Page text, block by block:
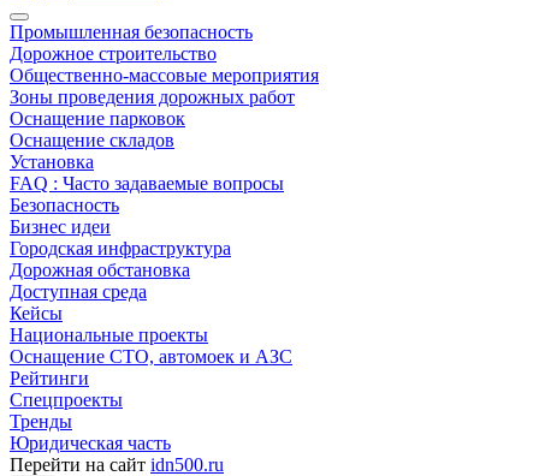
Промышленная безопасность
Дорожное строительство
Общественно‑массовые мероприятия
Зоны проведения дорожных работ
Оснащение парковок
Оснащение складов
Установка
FAQ : Часто задаваемые вопросы
Безопасность
Бизнес идеи
Городская инфраструктура
Дорожная обстановка
Доступная среда
Кейсы
Национальные проекты
Оснащение СТО, автомоек и АЗС
Рейтинги
Спецпроекты
Тренды
Юридическая часть
Перейти на сайт idn500.ru